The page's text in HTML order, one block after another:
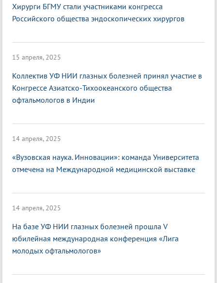
Хирурги БГМУ стали участниками конгресса
Российского общества эндоскопических хирургов
15 апреля, 2025
Коллектив УФ НИИ глазных болезней принял участие в
Конгрессе Азиатско-Тихоокеанского общества
офтальмологов в Индии
14 апреля, 2025
«Вузовская наука. Инновации»: команда Университета
отмечена на Международной медицинской выставке
14 апреля, 2025
На базе УФ НИИ глазных болезней прошла V
юбилейная международная конференция «Лига
молодых офтальмологов»